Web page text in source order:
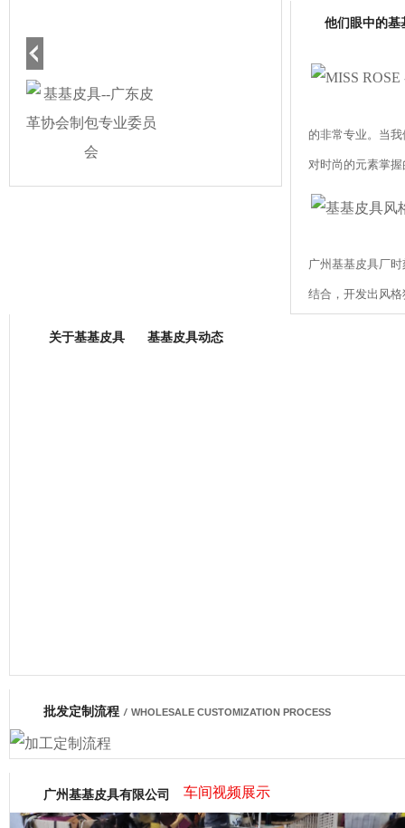
网商会会员
他们眼中的基
的非常专业。当
对时尚的元素掌
广州基基皮具厂
结合，开发出风
关于基基皮具
基基皮具动态
批发定制流程 / WHOLESALE CUSTOMIZATION PROCESS
广州基基皮具有限公司 车间视频展示